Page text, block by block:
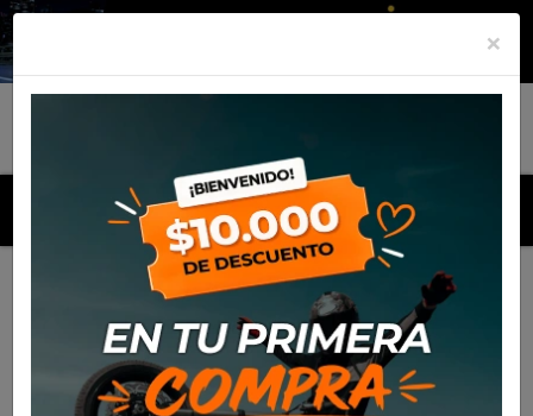
MENU
Productos Cascos Casco Nolan N60-6 Staple
×